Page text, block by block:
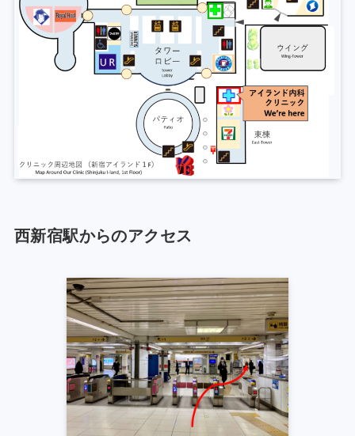
西新宿駅からのアクセス